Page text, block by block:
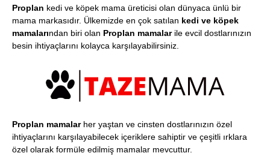
Proplan kedi ve köpek mama üreticisi olan dünyaca ünlü bir
mama markasıdır. Ülkemizde en çok satılan kedi ve köpek
mamalarından biri olan Proplan mamalarile evcil dostlarınızın
besin ihtiyaçlarını kolayca karşılayabilirsiniz.
Proplan mamalarher yaştan ve cinsten dostlarınızın özel
ihtiyaçlarını karşılayabilecek içeriklere sahiptir ve çeşitli ırklara
özel olarak formüle edilmiş mamalar mevcuttur.